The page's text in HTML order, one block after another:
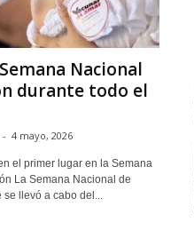
Nacional
durante todo el
- 4 mayo, 2026
el primer lugar en la Semana
La Semana Nacional de
llevó a cabo del...